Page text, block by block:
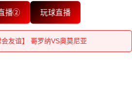
播② 玩球直播
友谊】 哥罗纳VS奥莫尼亚
友谊】 哥罗纳VS奥莫尼亚